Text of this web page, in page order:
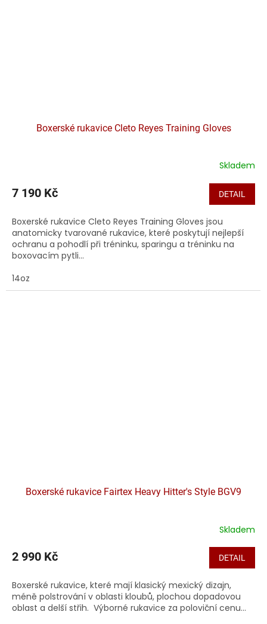
Boxerské rukavice Cleto Reyes Training Gloves
Skladem
7 190 Kč DETAIL
Boxerské rukavice Cleto Reyes Training Gloves jsou
anatomicky tvarované rukavice, které poskytují nejlepší
ochranu a pohodlí při tréninku, sparingu a tréninku na
boxovacím pytli...
14oz
Boxerské rukavice Fairtex Heavy Hitter's Style BGV9
Skladem
2 990 Kč DETAIL
Boxerské rukavice, které mají klasický mexický dizajn,
méně polstrování v oblasti kloubů, plochou dopadovou
oblast a delší střih. Výborné rukavice za poloviční cenu...